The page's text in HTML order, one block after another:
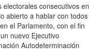
consecutivos en
abierto a hablar con todos
el Parlamento, con el fin
nuevo Ejecutivo
Autodeterminación